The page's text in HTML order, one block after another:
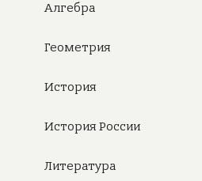
Алгебра
Геометрия
История
История России
Литература